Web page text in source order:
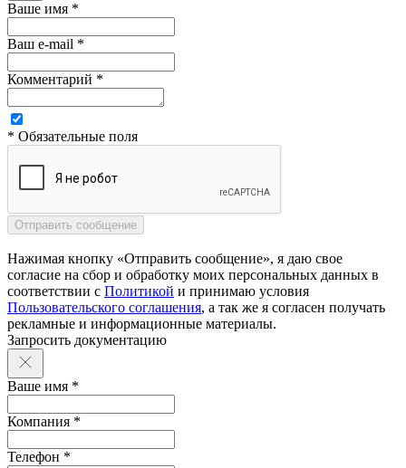
Ваше имя *
Ваш e-mail *
Комментарий *
* Обязательные поля
Нажимая кнопку «Отправить сообщение», я даю свое
согласие на сбор и обработку моих персональных данных в
соответствии с Политикой и принимаю условия
Пользовательского соглашения, а так же я согласен получать
рекламные и информационные материалы.
Запросить документацию
Ваше имя *
Компания *
Телефон *